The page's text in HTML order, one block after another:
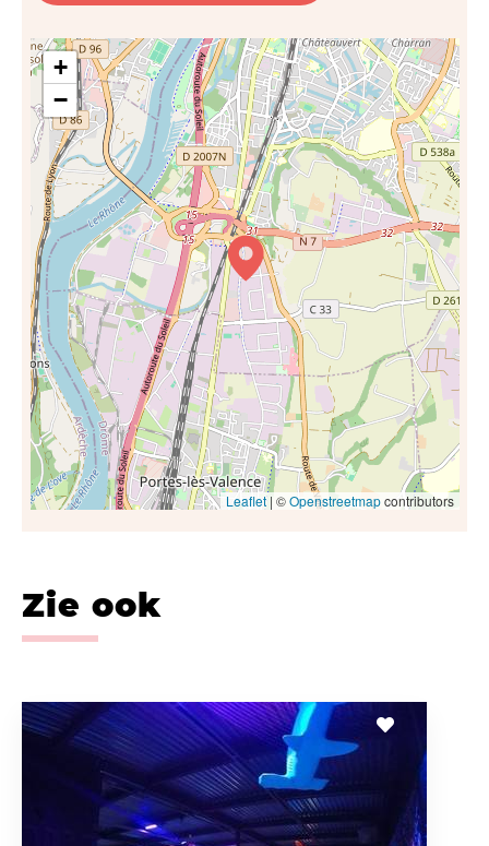
+
−
Leaflet| ©Openstreetmapcontributors
Zie ook